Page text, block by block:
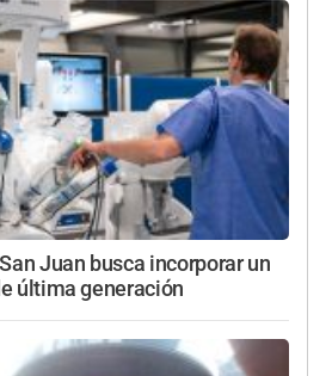
Juan busca incorporar un
última generación